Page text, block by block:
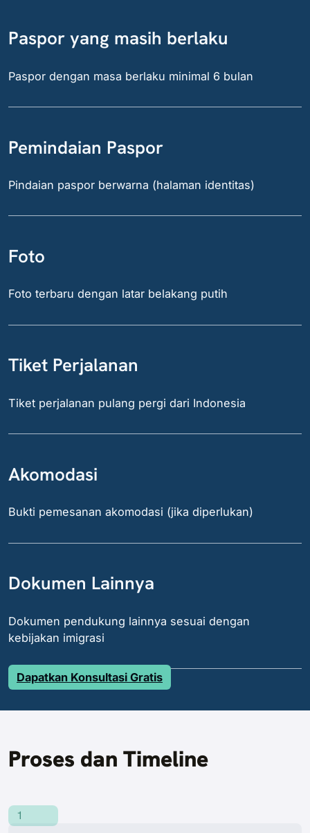
Paspor yang masih berlaku
Paspor dengan masa berlaku minimal 6 bulan
Pemindaian Paspor
Pindaian paspor berwarna (halaman identitas)
Foto
Foto terbaru dengan latar belakang putih
Tiket Perjalanan
Tiket perjalanan pulang pergi dari Indonesia
Akomodasi
Bukti pemesanan akomodasi (jika diperlukan)
Dokumen Lainnya
Dokumen pendukung lainnya sesuai dengan
kebijakan imigrasi
Dapatkan Konsultasi Gratis
Proses dan Timeline
1